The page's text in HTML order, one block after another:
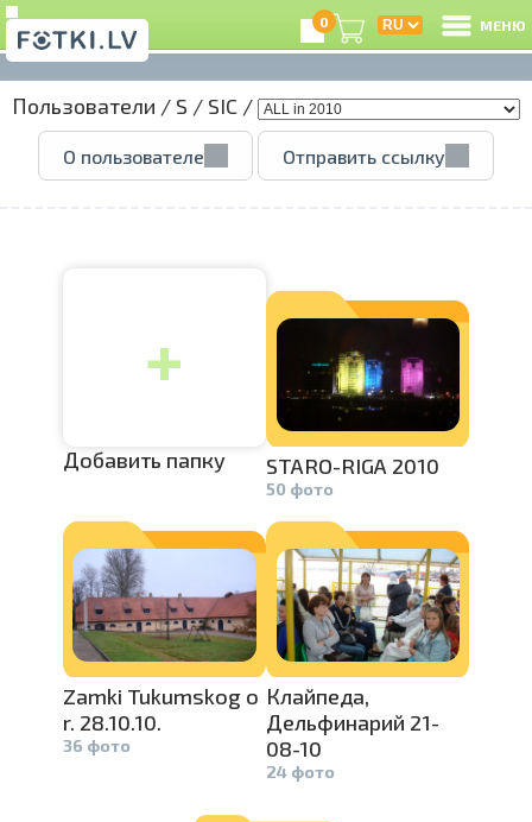
0 МЕНЮ
Проведите,
Пользователи / S / SIC /
О пользователе Отправить ссылку
+
Добавить папку STARO-RIGA­ 2010
50 фото
Zamki Tuku­mskog o
r. 28.10.10.
36 фото
Клайпеда,
Дельфинари­й 21-
08-10
24 фото